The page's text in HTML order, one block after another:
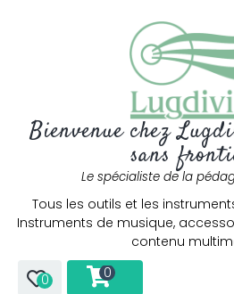
Bienvenue chez
sans
Le spécialiste de la
Tous les outils et les
Instruments de musique,
contenu
0 0